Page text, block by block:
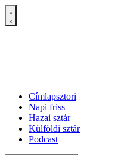
Címlapsztori
Napi friss
Hazai sztár
Külföldi sztár
Podcast